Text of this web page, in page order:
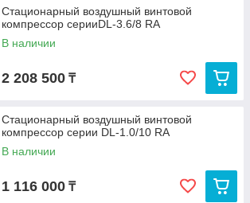
Стационарный воздушный винтовой
компрессор серииDL-3.6/8 RA
В наличии
2 208 500 ₸
Стационарный воздушный винтовой
компрессор серии DL-1.0/10 RA
В наличии
1 116 000 ₸